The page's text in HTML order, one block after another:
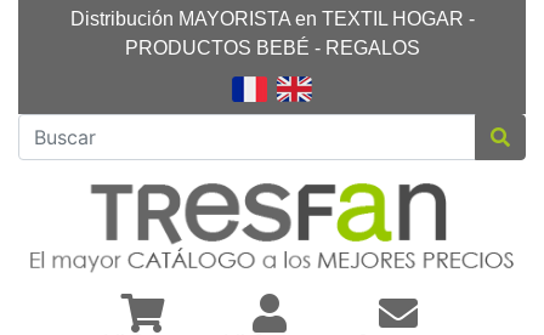
Distribución MAYORISTA en TEXTIL HOGAR -
PRODUCTOS BEBÉ - REGALOS